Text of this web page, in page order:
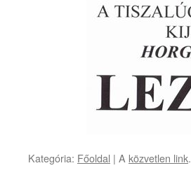
Kategória: Főoldal | A közvetlen link.